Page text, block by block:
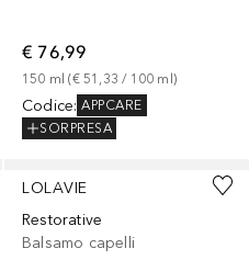
€ 76,99
150 ml (€ 51,33 / 100 ml)
Codice: APPCARE
SORPRESA
LOLAVIE
Restorative
Balsamo capelli